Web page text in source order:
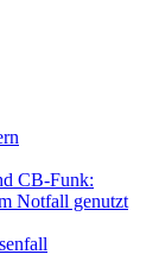
CB-Funk:
Notfall genutzt